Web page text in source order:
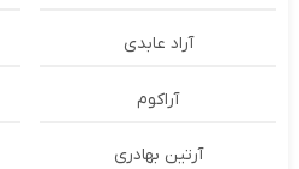
آراد عابدی
آراکوم
آرتین بهادری